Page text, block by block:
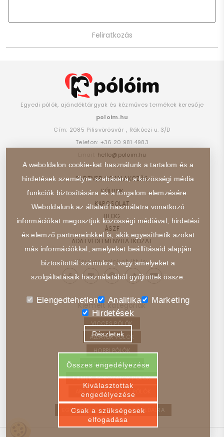
Egyedi pólók, ajándéktárgyak és kézműves termékek keresője
poloim.hu
Cím: 2085 Pilisvörösvár , Rákóczi u. 3/D
Telefon: +36 20 981 4983
hello@poloim.hu
PARTNER CSATLAKOZÁS
RÓLUNK
KAPCSOLAT
BLOG
ÁSZF
ADATVÉDELMI NYILATKOZAT
Kövess minket itt is:
Kiemelt kategóriák
VICCES PÓLÓK
ÁLLATOK PÓLÓK
HOBBI PÓLÓK
JÁRMŰVEK PÓLÓK
FILMEK, SOROZATOK PÓLÓK
ABSZTRAKT, ELVONT PÓLÓK
EGYEDI PÓLÓ – VISSZA A FŐOLDALRA
A weboldalon cookie-kat használunk a tartalom és a
hirdetések személyre szabására, a közösségi média
funkciók biztosítására és a forgalom elemzésére.
Weboldalunk az általad használatra vonatkozó
információkat megosztjuk közösségi médiával, hirdetési
és elemző partnereinkkel is, akik egyesíthetik azokat
más információkkal, amelyeket beállításaid alapján
biztosítottál számukra, vagy amelyeket a
szolgáltatásaik használatából gyűjtöttek össze.
Elengedtehetlen Analitika
Marketing
Hirdetések
Részletek
Összes engedélyezése
Kiválasztottak
engedélyezése
Csak a szükségesek
elfogadása